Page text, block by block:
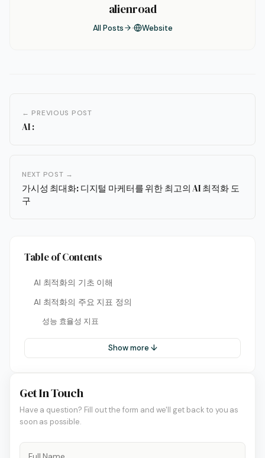
alienroad
All Posts Website
← PREVIOUS POST
AI :
NEXT POST →
가시성 최대화: 디지털 마케터를 위한 최고의 AI 최적화 도
구
Table of Contents
AI 최적화의 기초 이해
AI 최적화의 주요 지표 정의
성능 효율성 지표
Show more ↓
Get In Touch
Have a question? Fill out the form and we'll get back to you as
soon as possible.